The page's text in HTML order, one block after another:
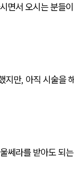
면서 오시는 분들
지만, 아직 시술을
쎄라를 받아도 되